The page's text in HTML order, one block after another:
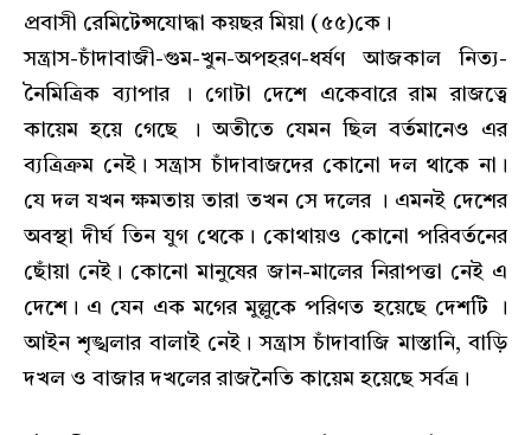
প্রবাসী রেমিটেন্সযোদ্ধা কয়ছর মিয়া (৫৫)কে।
সন্ত্রাস-চাঁদাবাজী-গুম-খুন-অপহরণ-ধর্ষণ আজকাল নিত্য-
নৈমিত্রিক ব্যাপার । গোটা দেশে একেবারে রাম রাজত্বে
কায়েম হয়ে গেছে । অতীতে যেমন ছিল বর্তমানেও এর
ব্যত্রিক্রম নেই। সন্ত্রাস চাঁদাবাজদের কোনো দল থাকে না।
যে দল যখন ক্ষমতায় তারা তখন সে দলের । এমনই দেশের
অবস্থা দীর্ঘ তিন যুগ থেকে। কোথায়ও কোনো পরিবর্তনের
ছোঁয়া নেই। কোনো মানুষের জান-মালের নিরাপত্তা নেই এ
দেশে। এ যেন এক মগের মুল্লুকে পরিণত হয়েছে দেশটি ।
আইন শৃঙ্খলার বালাই নেই। সন্ত্রাস চাঁদাবাজি মাস্তানি, বাড়ি
দখল ও বাজার দখলের রাজনৈতি কায়েম হয়েছে সর্বত্র।